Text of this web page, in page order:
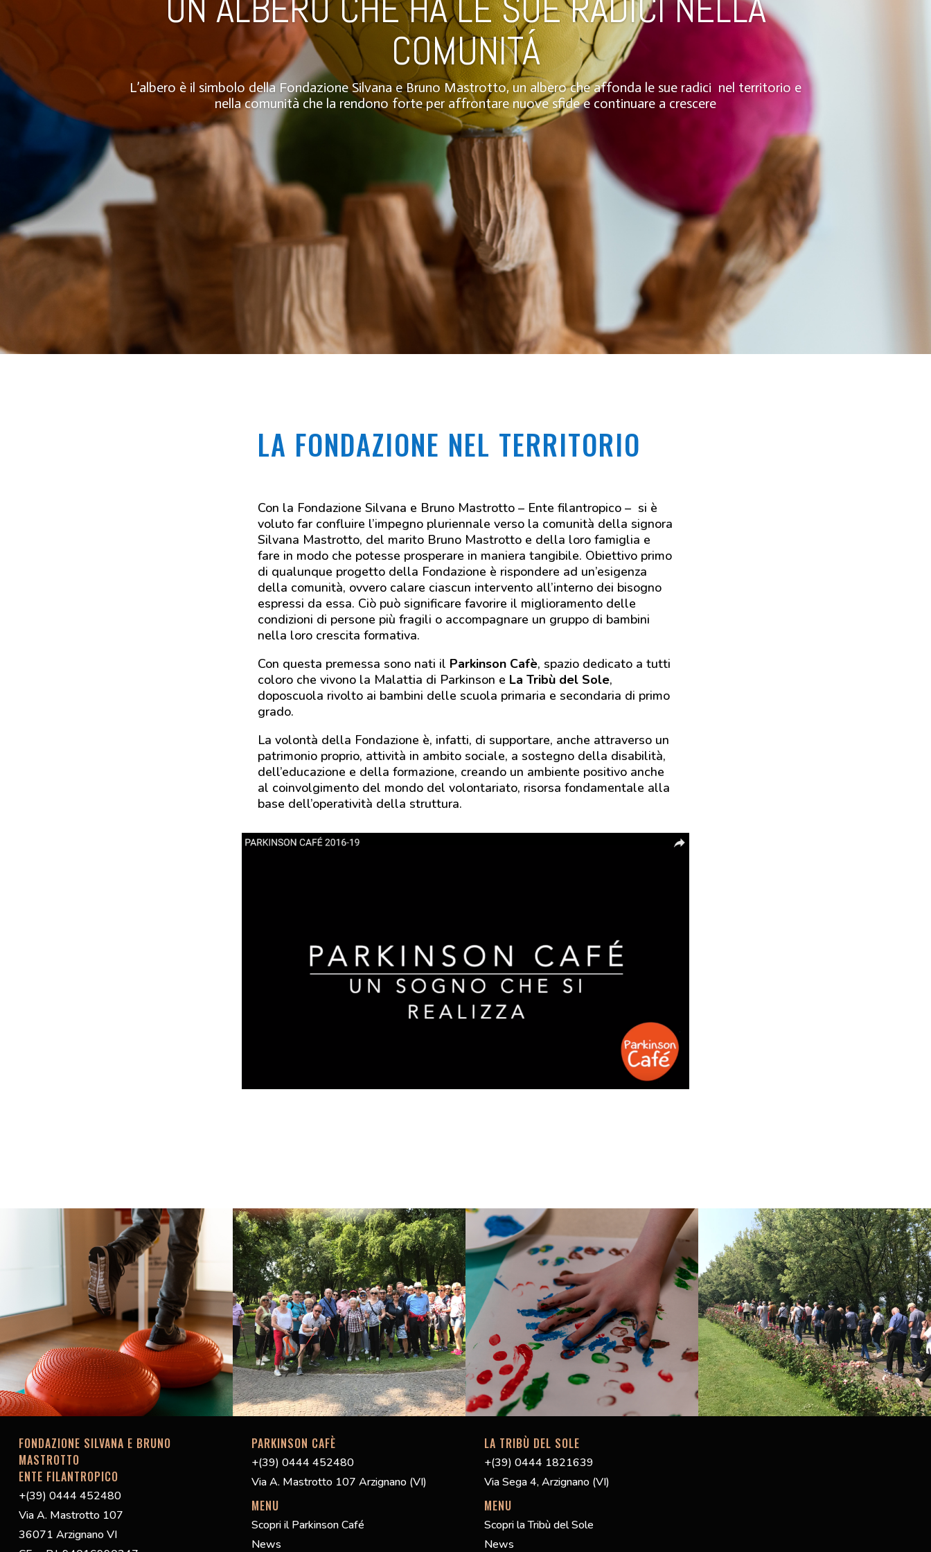
COMUNITÁ
L’albero è il simbolo della Fondazione Silvana e Bruno Mastrotto, un albero che affonda le sue radici nel territorio e
nella comunità che la rendono forte per affrontare nuove sfide e continuare a crescere
LA FONDAZIONE NEL TERRITORIO
Con la Fondazione Silvana e Bruno Mastrotto – Ente filantropico – si è
voluto far confluire l’impegno pluriennale verso la comunità della signora
Silvana Mastrotto, del marito Bruno Mastrotto e della loro famiglia e
fare in modo che potesse prosperare in maniera tangibile. Obiettivo primo
di qualunque progetto della Fondazione è rispondere ad un’esigenza
della comunità, ovvero calare ciascun intervento all’interno dei bisogno
espressi da essa. Ciò può significare favorire il miglioramento delle
condizioni di persone più fragili o accompagnare un gruppo di bambini
nella loro crescita formativa.
Con questa premessa sono nati il Parkinson Cafè, spazio dedicato a tutti
coloro che vivono la Malattia di Parkinson e La Tribù del Sole,
doposcuola rivolto ai bambini delle scuola primaria e secondaria di primo
grado.
La volontà della Fondazione è, infatti, di supportare, anche attraverso un
patrimonio proprio, attività in ambito sociale, a sostegno della disabilità,
dell’educazione e della formazione, creando un ambiente positivo anche
al coinvolgimento del mondo del volontariato, risorsa fondamentale alla
base dell’operatività della struttura.
FONDAZIONE SILVANA E BRUNO
MASTROTTO
ENTE FILANTROPICO
+(39) 0444 452480
Via A. Mastrotto 107
36071 Arzignano VI
PARKINSON CAFÈ
+(39) 0444 452480
Via A. Mastrotto 107 Arzignano (VI)
MENU
Scopri il Parkinson Café
News
LA TRIBÙ DEL SOLE
+(39) 0444 1821639
Via Sega 4, Arzignano (VI)
MENU
Scopri la Tribù del Sole
News